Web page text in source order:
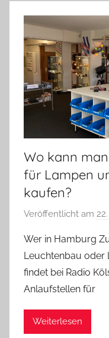
Wo kann
für Lampen
kaufen?
Veröffentlicht am
Wer in Hamburg
Leuchtenbau oder
findet bei Radio
Anlaufstellen für
Weiterlesen